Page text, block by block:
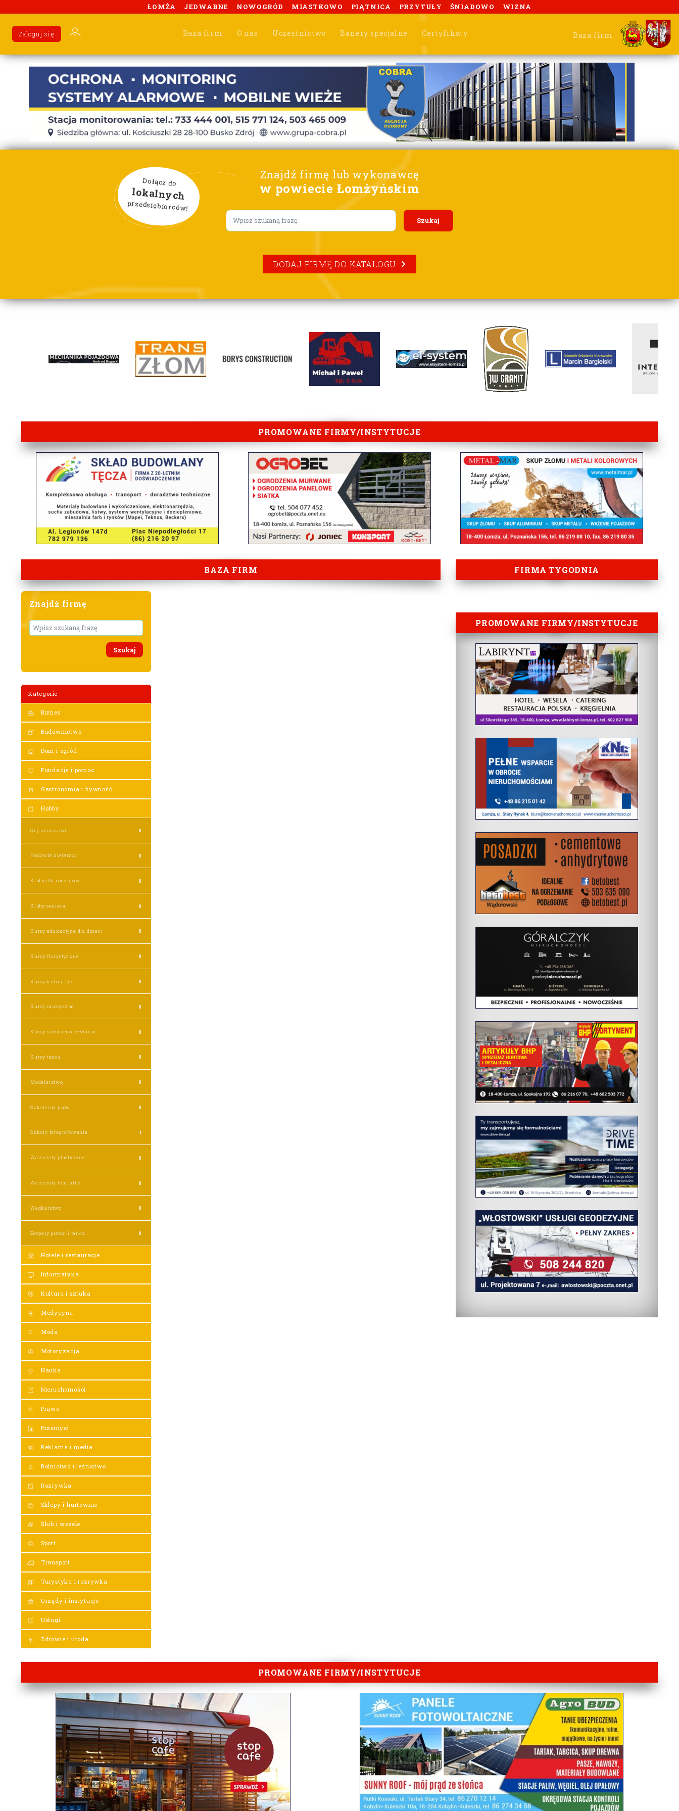
ŁOMŻA JEDWABNE NOWOGRÓD MIASTKOWO PIĄTNICA PRZYTUŁY ŚNIADOWO WIZNA
Baza firm O nas Uczestnictwo Banery specjalne Certyfikaty
Zaloguj się Baza firm
Znajdź firmę lub wykonawcę
w powiecie Łomżyńskim
Dołącz do
lokalnych
przedsiębiorców!
Lorem ipsum
DODAJ FIRMĘ DO KATALOGU
lorem ipsum
PROMOWANE FIRMY/INSTYTUCJE
BAZA FIRM
Znajdź firmę
Wyszukaj
Kategorie
Biznes
Budownictwo
Dom i ogród
Fundacje i pomoc
Gastronomia i żywność
Hobby
Gry planszowe 0
Hodowle zwierząt 0
Kluby dla rodziców 0
Kluby seniora 0
Kursy edukacyjne dla dzieci 0
Kursy florystyczne 0
Kursy kulinarne 0
Kursy muzyczne 0
Kursy szybkiego czytania 0
Kursy tańca 0
Modelarstwo 0
Szkolenia psów 0
Szkoły fotografowania 1
Warsztaty plastyczne 0
Warsztaty teatralne 0
Wędkarstwo 0
Zespoły pieśni i tańca 0
Hotele i restauracje
Informatyka
Kultura i sztuka
Medycyna
Moda
Motoryzacja
Nauka
Nieruchomości
Prawo
Przemysł
Reklama i media
Rolnictwo i leśnictwo
Rozrywka
Sklepy i hurtownie
Ślub i wesele
Sport
Transport
Turystyka i rozrywka
Urzędy i instytucje
Usługi
Zdrowie i uroda
FIRMA TYGODNIA
PROMOWANE FIRMY/INSTYTUCJE
PROMOWANE FIRMY/INSTYTUCJE